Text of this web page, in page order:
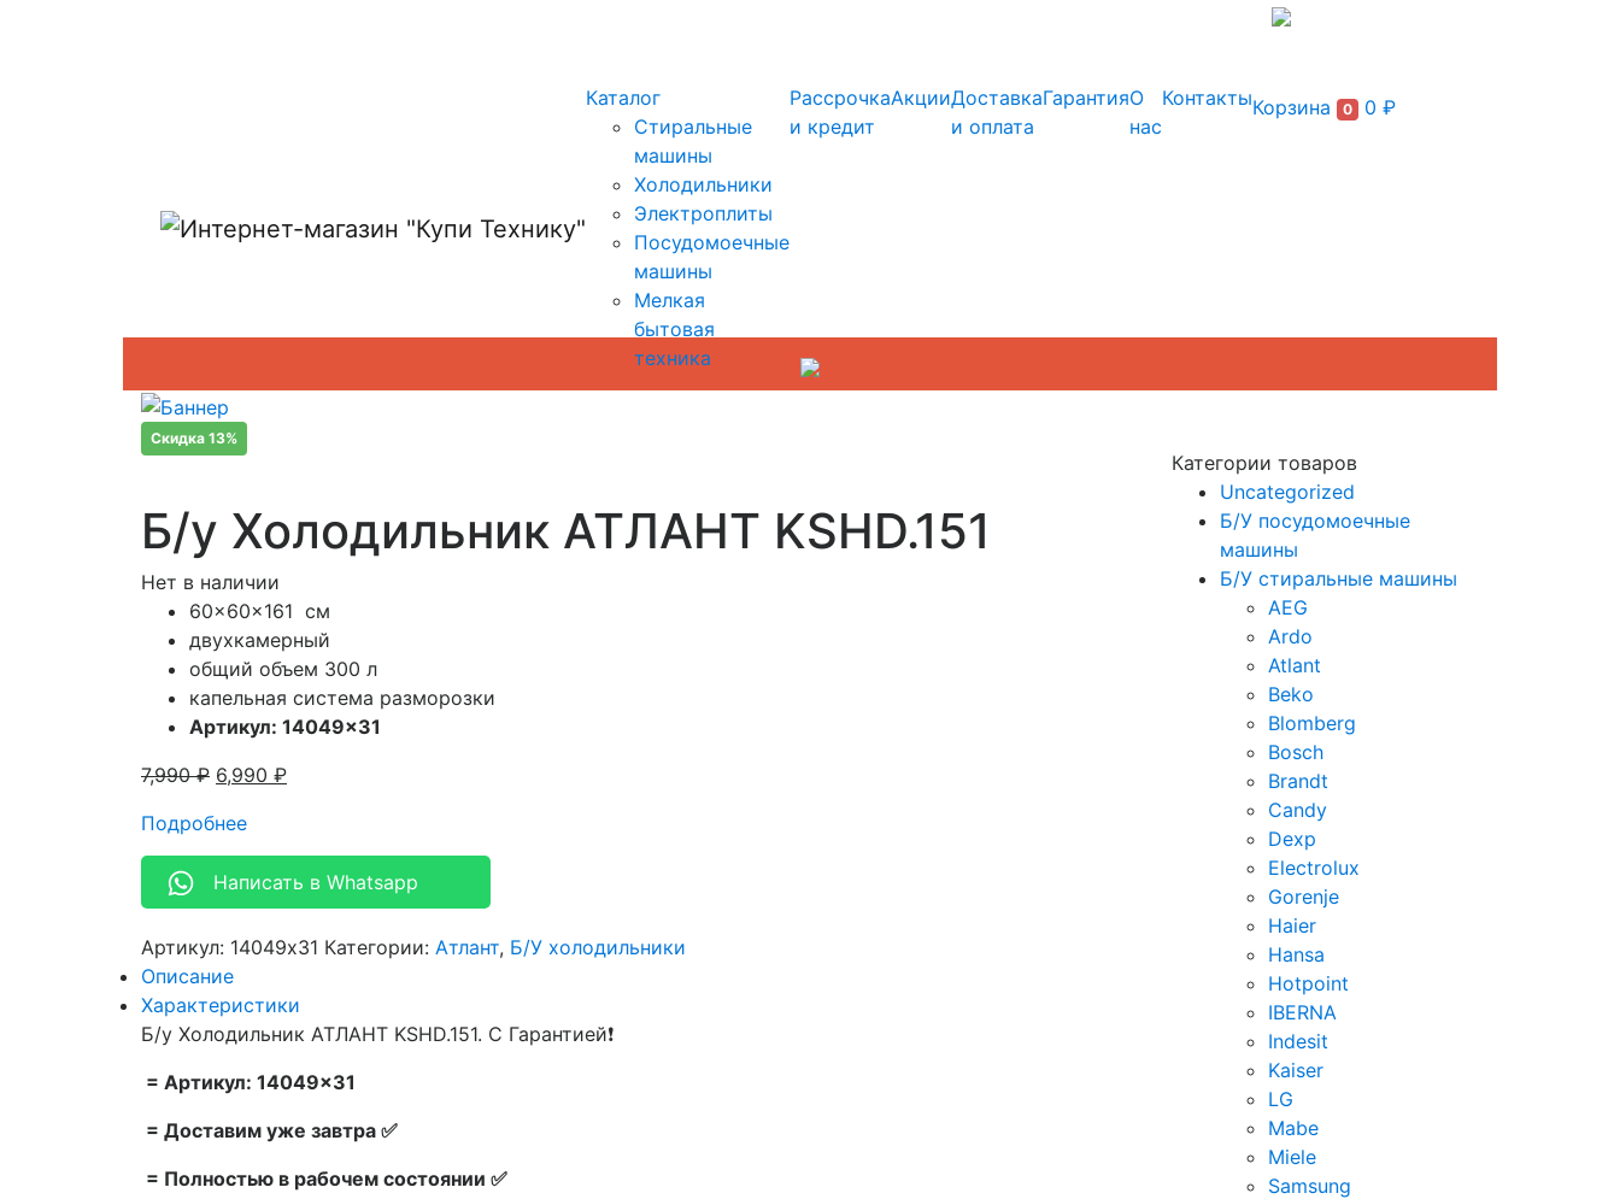
Каталог
Стиральные
машины
Холодильники
Электроплиты
Посудомоечные
машины
Мелкая
бытовая
техника
Рассрочка
и кредит
АкцииДоставка
и оплата
ГарантияО
нас
КонтактыКорзина 0 0 ₽
Скидка 13%
Б/у Холодильник АТЛАНТ KSHD.151
Нет в наличии
60x60x161 см
двухкамерный
общий объем 300 л
капельная система разморозки
Артикул: 14049×31
7,990₽ 6,990 ₽
Подробнее
Написать в Whatsapp
Артикул: 14049x31 Категории: Атлант, Б/У холодильники
Описание
Характеристики
Б/у Холодильник АТЛАНТ KSHD.151. С Гарантией❗
= Артикул: 14049×31
= Доставим уже завтра ✅
= Полностью в рабочем состоянии ✅
Категории товаров
Uncategorized
Б/У посудомоечные
машины
Б/У стиральные машины
AEG
Ardo
Atlant
Beko
Blomberg
Bosch
Brandt
Candy
Dexp
Electrolux
Gorenje
Haier
Hansa
Hotpoint
IBERNA
Indesit
Kaiser
LG
Mabe
Miele
Samsung